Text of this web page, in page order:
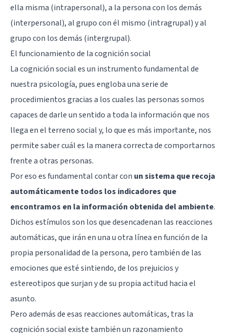
ella misma (intrapersonal), a la persona con los demás
(interpersonal), al grupo con él mismo (intragrupal) y al
grupo con los demás (intergrupal).
El funcionamiento de la cognición social
La cognición social es un instrumento fundamental de
nuestra psicología, pues engloba una serie de
procedimientos gracias a los cuales las personas somos
capaces de darle un sentido a toda la información que nos
llega en el terreno social y, lo que es más importante, nos
permite saber cuál es la manera correcta de comportarnos
frente a otras personas.
Por eso es fundamental contar con un sistema que recoja
automáticamente todos los indicadores que
encontramos en la información obtenida del ambiente.
Dichos estímulos son los que desencadenan las reacciones
automáticas, que irán en una u otra línea en función de la
propia personalidad de la persona, pero también de las
emociones que esté sintiendo, de los prejuicios y
estereotipos que surjan y de su propia actitud hacia el
asunto.
Pero además de esas reacciones automáticas, tras la
cognición social existe también un razonamiento